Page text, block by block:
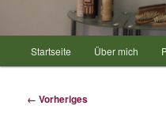
Zum
Zum
Startseite Über mich
Bilder-
← Vorheriges